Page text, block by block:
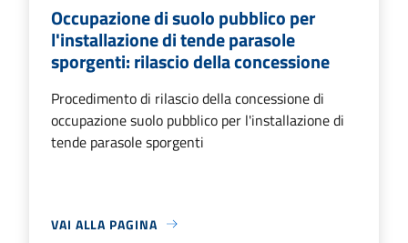
Occupazione di suolo pubblico per
l'installazione di tende parasole
sporgenti: rilascio della concessione
Procedimento di rilascio della concessione di
occupazione suolo pubblico per l'installazione di
tende parasole sporgenti
VAI ALLA PAGINA